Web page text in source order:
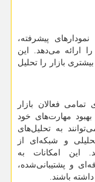
پیشرفته،
ارائه می‌دهد. این
بازار را تحلیل
فعالان بازار
مهارت‌های خود
به تحلیل‌های
و شبکه‌ای از
این امکانات به
و پشتیبانی‌شده،
باشند.